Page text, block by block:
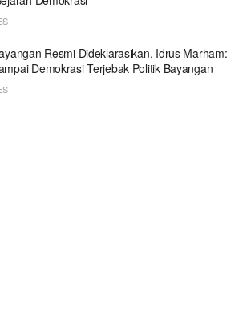
Resmi Dideklarasikan, Idrus Marham:
Demokrasi Terjebak Politik Bayangan